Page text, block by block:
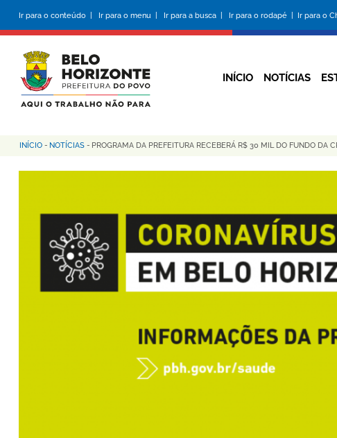
conteúdo
principal
Ir para o conteúdo | Ir para o menu | Ir para a busca | Ir para o rodapé | Ir para o
INÍCIO NOTÍCIAS
Trilha
de
INÍCIO - NOTÍCIAS - PROGRAMA DA PREFEITURA RECEBERÁ R$ 30 MIL DO FUNDO DA